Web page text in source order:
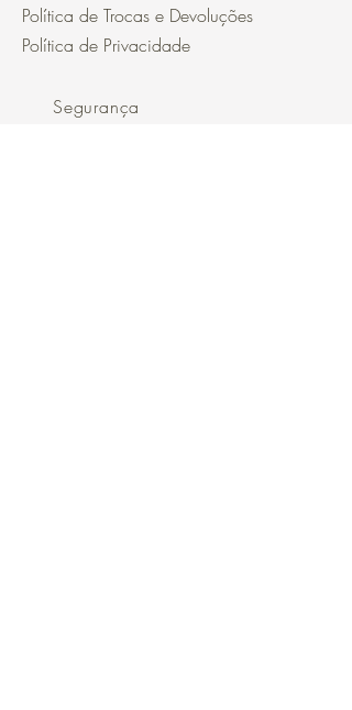
Política de Trocas e Devoluções
Política de Privacidade
Segurança